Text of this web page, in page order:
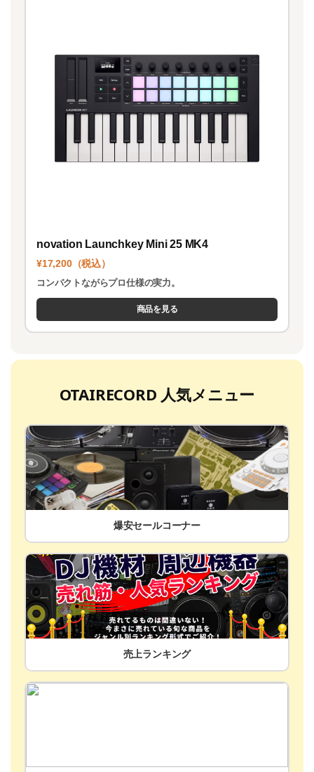
novation Launchkey Mini 25 MK4
¥17,200（税込）
コンパクトながらプロ仕様の実力。
商品を見る
OTAIRECORD 人気メニュー
爆安セールコーナー
売上ランキング